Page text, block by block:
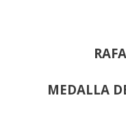
MEDALLA